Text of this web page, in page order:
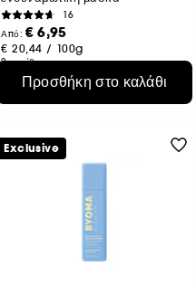
16
Από:€ 6,95
€ 20,44 / 100g
2 μεγέθη
Προσθήκη στο καλάθι
Exclusive